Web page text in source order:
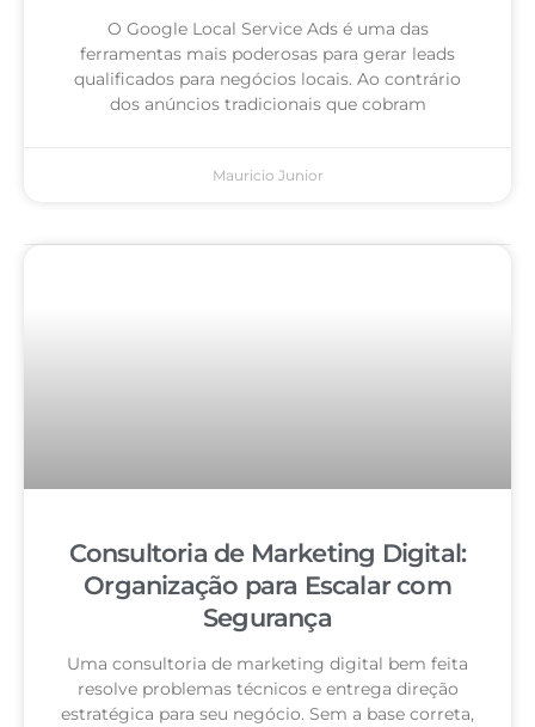
O Google Local Service Ads é uma das
ferramentas mais poderosas para gerar leads
qualificados para negócios locais. Ao contrário
dos anúncios tradicionais que cobram
Mauricio Junior
Consultoria de Marketing Digital:
Organização para Escalar com
Segurança
Uma consultoria de marketing digital bem feita
resolve problemas técnicos e entrega direção
estratégica para seu negócio. Sem a base correta,